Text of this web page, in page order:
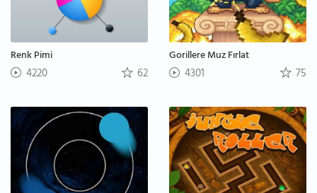
Renk Pimi
4220 62
Gorillere Muz Fırlat
4301 75